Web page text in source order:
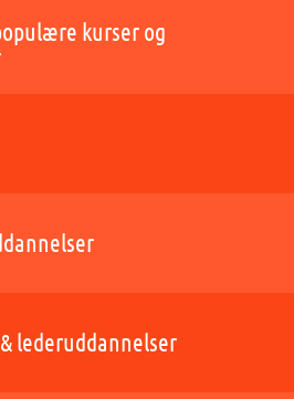
kurser og
lederuddannelser